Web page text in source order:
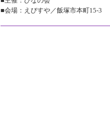
■会場：えびすや／飯塚市本町15-3